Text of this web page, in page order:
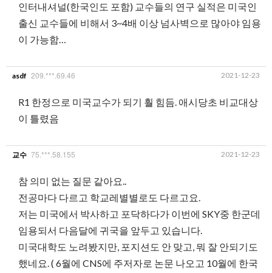
인터내셔널(한국인도 포함) 교수들의 연구 실적은 미국인
출신 교수들에 비해서 3~4배 이상 넘사벽으로 많아야 임용
이 가능함…
asdf 209.***.69.46 2021-12-23
R1 한정으로 미국교수가 되기 훨 힘듬. 애시당초 비교대상
이 틀렸음
교수 75.***.58.155 2021-12-23
참 의미 없는 질문 같아요..
전공마다 다르고 학교레별별로도 다르고요.
저는 미국에서 박사하고 포닥하다가 이번에 SKY중 한군데
임용되서 다음달에 귀국을 앞두고 있습니다.
미국대학도 노려봤지만, 포지션도 안 맞고, 뭐 잘 안되기도
했네요. ( 6월에 CNS에 주저자로 논문 나오고 10월에 한국